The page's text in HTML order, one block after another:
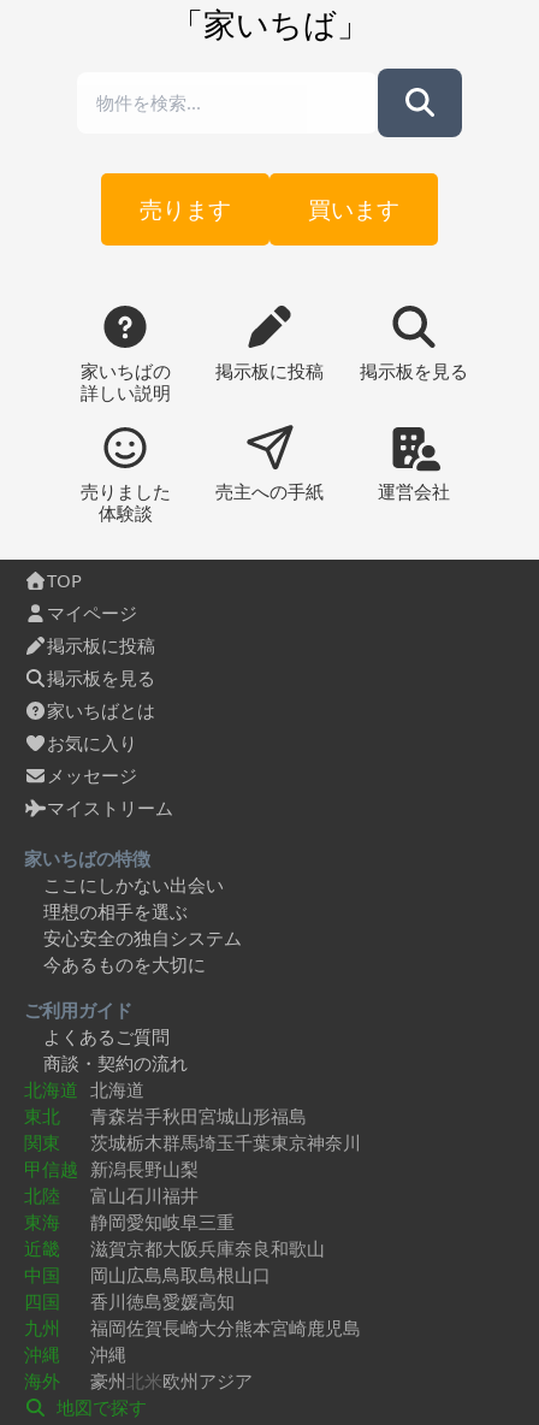
「家いちば」
売ります 買います
家いちばの
詳しい説明
掲示板に投稿 掲示板 を見る
売りました
体験談
売主への手紙 運営会社
TOP
マイページ
掲示板に投稿
掲示板を見る
家いちばとは
お気に入り
メッセージ
マイストリーム
家いちばの特徴
ここにしかない出会い
理想の相手を選ぶ
安心安全の独自システム
今あるものを大切に
ご利用ガイド
よくあるご質問
商談・契約の流れ
北海道 北海道
東北
青森岩手秋田宮城山形福島
関東
茨城栃木群馬埼玉千葉東京神奈川
甲信越 新潟長野山梨
北陸
富山石川福井
東海
静岡愛知岐阜三重
近畿
滋賀京都大阪兵庫奈良和歌山
中国
岡山広島鳥取島根山口
四国
香川徳島愛媛高知
九州
福岡佐賀長崎大分熊本宮崎鹿児島
沖縄
沖縄
海外
豪州北米欧州アジア
地図で探す